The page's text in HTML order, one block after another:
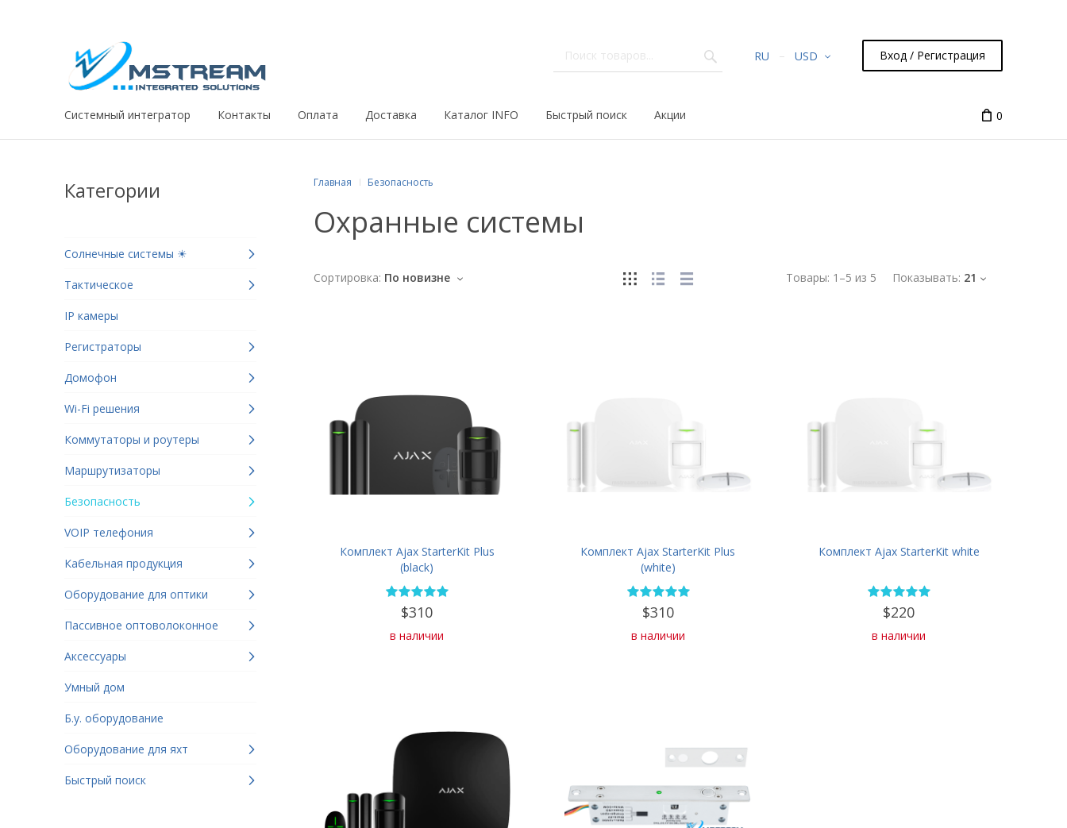
RU USD Вход / Регистрация
Системный интегратор Контакты Оплата Доставка Каталог INFO Быстрый поиск Акции 0
Категории
Солнечные системы ☀
Тактическое
IP камеры
Регистраторы
Домофон
Wi-Fi решения
Коммутаторы и роутеры
Маршрутизаторы
Безопасность
VOIP телефония
Кабельная продукция
Оборудование для оптики
Пассивное оптоволоконное
Аксессуары
Умный дом
Б.у. оборудование
Оборудование для яхт
Быстрый поиск
Главная Безопасность
Охранные системы
Товары: 1 –5 из 5 Показывать: 21
Сортировка: По новизне
Комплект Ajax StarterKit Plus
(black)
$310
в наличии
Комплект Ajax StarterKit Plus
(white)
$310
в наличии
Комплект Ajax StarterKit white
$220
в наличии